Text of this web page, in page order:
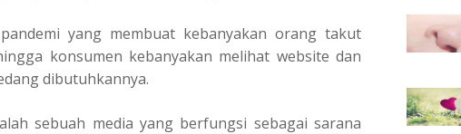
yang membuat kebanyakan orang takut
konsumen kebanyakan melihat website dan
dibutuhkannya.
sebuah media yang berfungsi sebagai sarana